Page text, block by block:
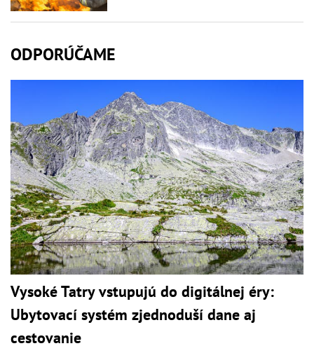
ODPORÚČAME
Vysoké Tatry vstupujú do digitálnej éry:
Ubytovací systém zjednoduší dane aj
cestovanie